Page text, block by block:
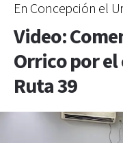
En Concepción el
Video:
Orrico por
Ruta 39